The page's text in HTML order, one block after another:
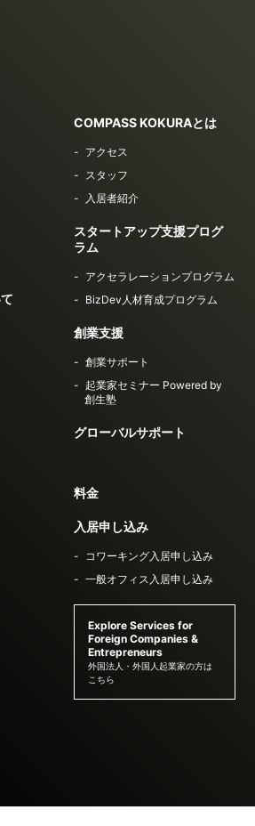
COMPASS KOKURAとは
アクセス
スタッフ
入居者紹介
スタートアップ支援プログ
ラム
アクセラレーションプログラム
BizDev人材育成プログラム
創業支援
創業サポート
起業家セミナー Powered by
創生塾
グローバルサポート
料金
入居申し込み
コワーキング入居申し込み
一般オフィス入居申し込み
Explore Services for
Foreign Companies &
Entrepreneurs
外国法人・外国人起業家の方は
こちら